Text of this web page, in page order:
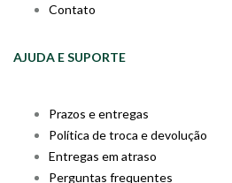
Contato
AJUDA E SUPORTE
Prazos e entregas
Política de troca e devolução
Entregas em atraso
Perguntas frequentes